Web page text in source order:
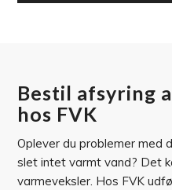
Bestil afsyring
hos FVK
Oplever du problemer med
slet intet varmt vand? Det
varmeveksler. Hos FVK